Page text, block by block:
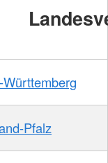
Württemberg
Pfalz